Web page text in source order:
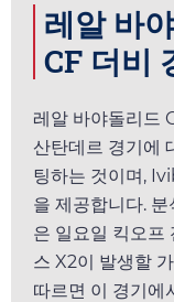
레알 바
CF 더비
레알 바야돌리드
산탄데르 경기에
팅하는 것이며,
을 제공합니다.
은 일요일 킥오프
스 X2이 발생할
따르면 이 경기에